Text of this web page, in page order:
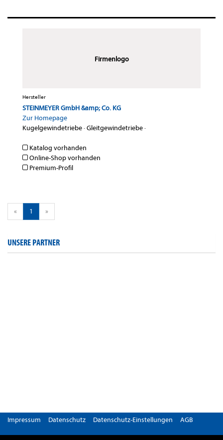
Firmenlogo
Hersteller
STEINMEYER GmbH &amp; Co. KG
Zur Homepage
Kugelgewindetriebe·Gleitgewindetriebe·
Katalog vorhanden
Online-Shop vorhanden
Premium-Profil
« 1 »
UNSERE PARTNER
Impressum Datenschutz Datenschutz-Einstellungen AGB